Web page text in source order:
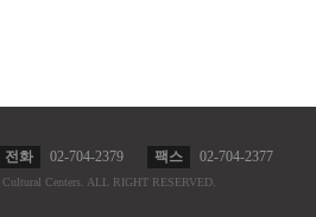
전화 02-704-2379 팩스 02-704-2377
Centers. ALL RIGHT RESERVED.